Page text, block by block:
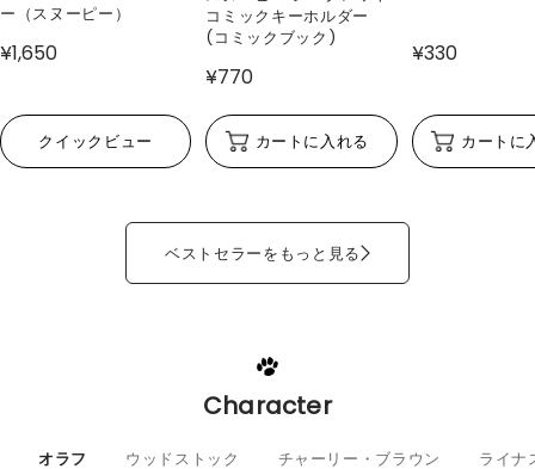
ー（スヌーピー）
¥1,650
クイックビュー
コミックキーホルダー
(コミックブック)
¥770
カートに入れる
¥330
カートに
ベストセラーをもっと見る
Character
オラフ ウッドストック チャーリー・ブラウン ライナ